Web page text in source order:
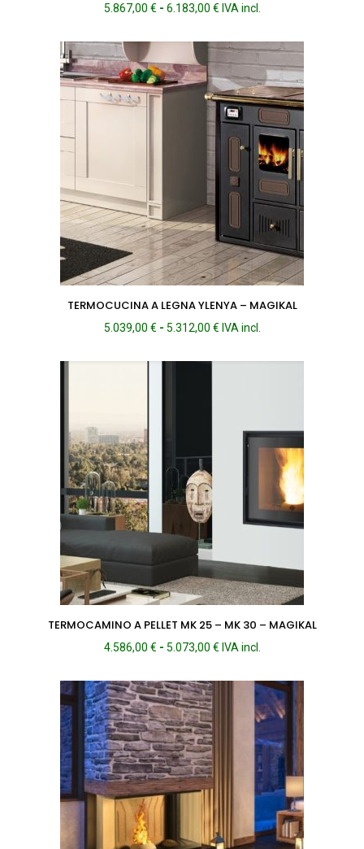
5.867,00 € - 6.183,00 €Fascia
prezzo:
5.867,00 €
a
6.183,00 €
IVA incl.
TERMOCUCINA A LEGNA YLENYA – MAGIKAL
5.039,00 € - 5.312,00 €Fascia
prezzo:
IVA incl.
TERMOCAMINO A PELLET MK 25 – MK 30 – MAGIKAL
4.586,00 € - 5.073,00 €Fascia
prezzo:
4.586,00 €
5.073,00 €
IVA incl.